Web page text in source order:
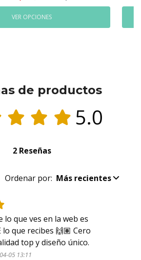
VER OPCIONES
de productos
5.0
2 Reseñas
Ordenar por: Más recientes
lo que ves en la web es
lo que recibes 🙌🏽 Cero
05 13:11